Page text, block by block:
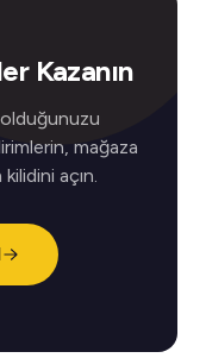
Kazanın
mağaza
açın.